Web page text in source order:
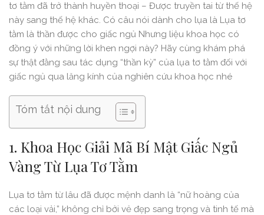
tơ tằm đã trở thành huyền thoại – Được truyền tai từ thế hệ
này sang thế hệ khác. Có câu nói dành cho lụa là Lụa tơ
tằm là thần được cho giấc ngủ Nhưng liệu khoa học có
đồng ý với những lời khen ngợi này? Hãy cùng khám phá
sự thật đằng sau tác dụng “thần kỳ” của lụa tơ tằm đối với
giấc ngủ qua lăng kính của nghiên cứu khoa học nhé
Tóm tắt nội dung
1. Khoa Học Giải Mã Bí Mật Giấc Ngủ
Vàng Từ Lụa Tơ Tằm
Lụa tơ tằm từ lâu đã được mệnh danh là “nữ hoàng của
các loại vải,” không chỉ bởi vẻ đẹp sang trọng và tinh tế mà